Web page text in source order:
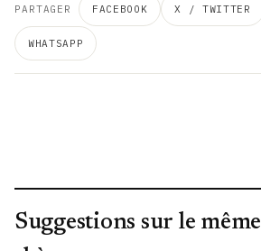
PARTAGER FACEBOOK X / TWITTER
WHATSAPP
Suggestions sur le même